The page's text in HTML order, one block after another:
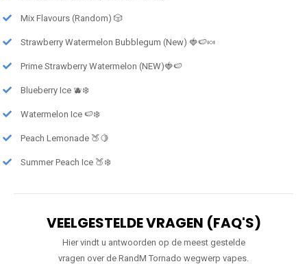
Mix Flavours (Random) 🎲
Strawberry Watermelon Bubblegum (New) 🍓🍉🍬
Prime Strawberry Watermelon (NEW)🍓🍉
Blueberry Ice 🫐❄️
Watermelon Ice 🍉❄️
Peach Lemonade 🍑🍋
Summer Peach Ice 🍑❄️
VEELGESTELDE VRAGEN (FAQ'S)
Hier vindt u antwoorden op de meest gestelde
vragen over de RandM Tornado wegwerp vapes.